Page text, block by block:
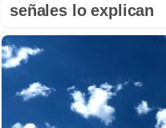
señales lo explican